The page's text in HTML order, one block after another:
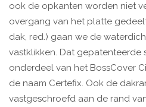
ook de opkanten worden niet
overgang van het platte
dak, red.) gaan we de
vastklikken. Dat gepatenteerde
onderdeel van het BossCover
de naam Certefix. Ook de
vastgeschroefd aan de rand